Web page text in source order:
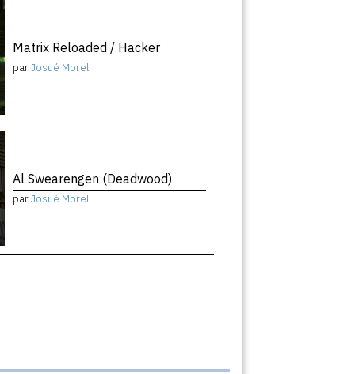
Matrix Reloaded / Hacker
parJosué Morel
Al Swearengen (Deadwood)
parJosué Morel